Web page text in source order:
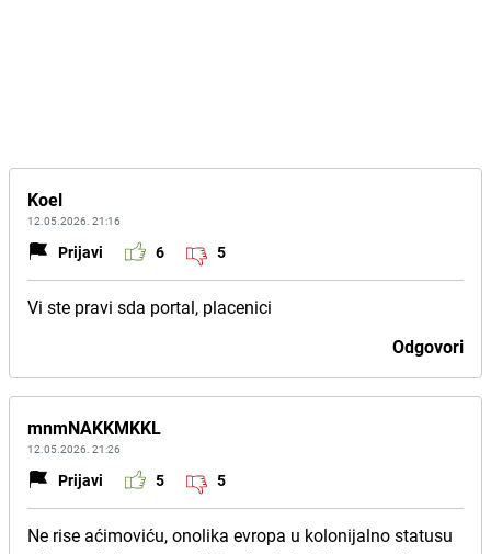
Koel
12.05.2026. 21:16
Prijavi 6 5
Vi ste pravi sda portal, placenici
Odgovori
mnmNAKKMKKL
12.05.2026. 21:26
Prijavi 5 5
Ne rise aćimoviću, onolika evropa u kolonijalno statusu